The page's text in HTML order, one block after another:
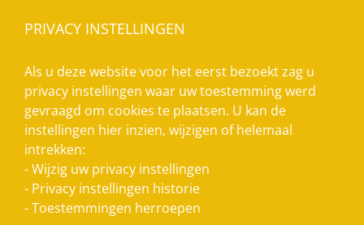
PRIVACY INSTELLINGEN
Als u deze website voor het eerst bezoekt zag u
privacy instellingen waar uw toestemming werd
gevraagd om cookies te plaatsen. U kan de
instellingen hier inzien, wijzigen of helemaal
intrekken:
-Wijzig uw privacy instellingen
- Privacy instellingen historie
-Toestemmingen herroepen